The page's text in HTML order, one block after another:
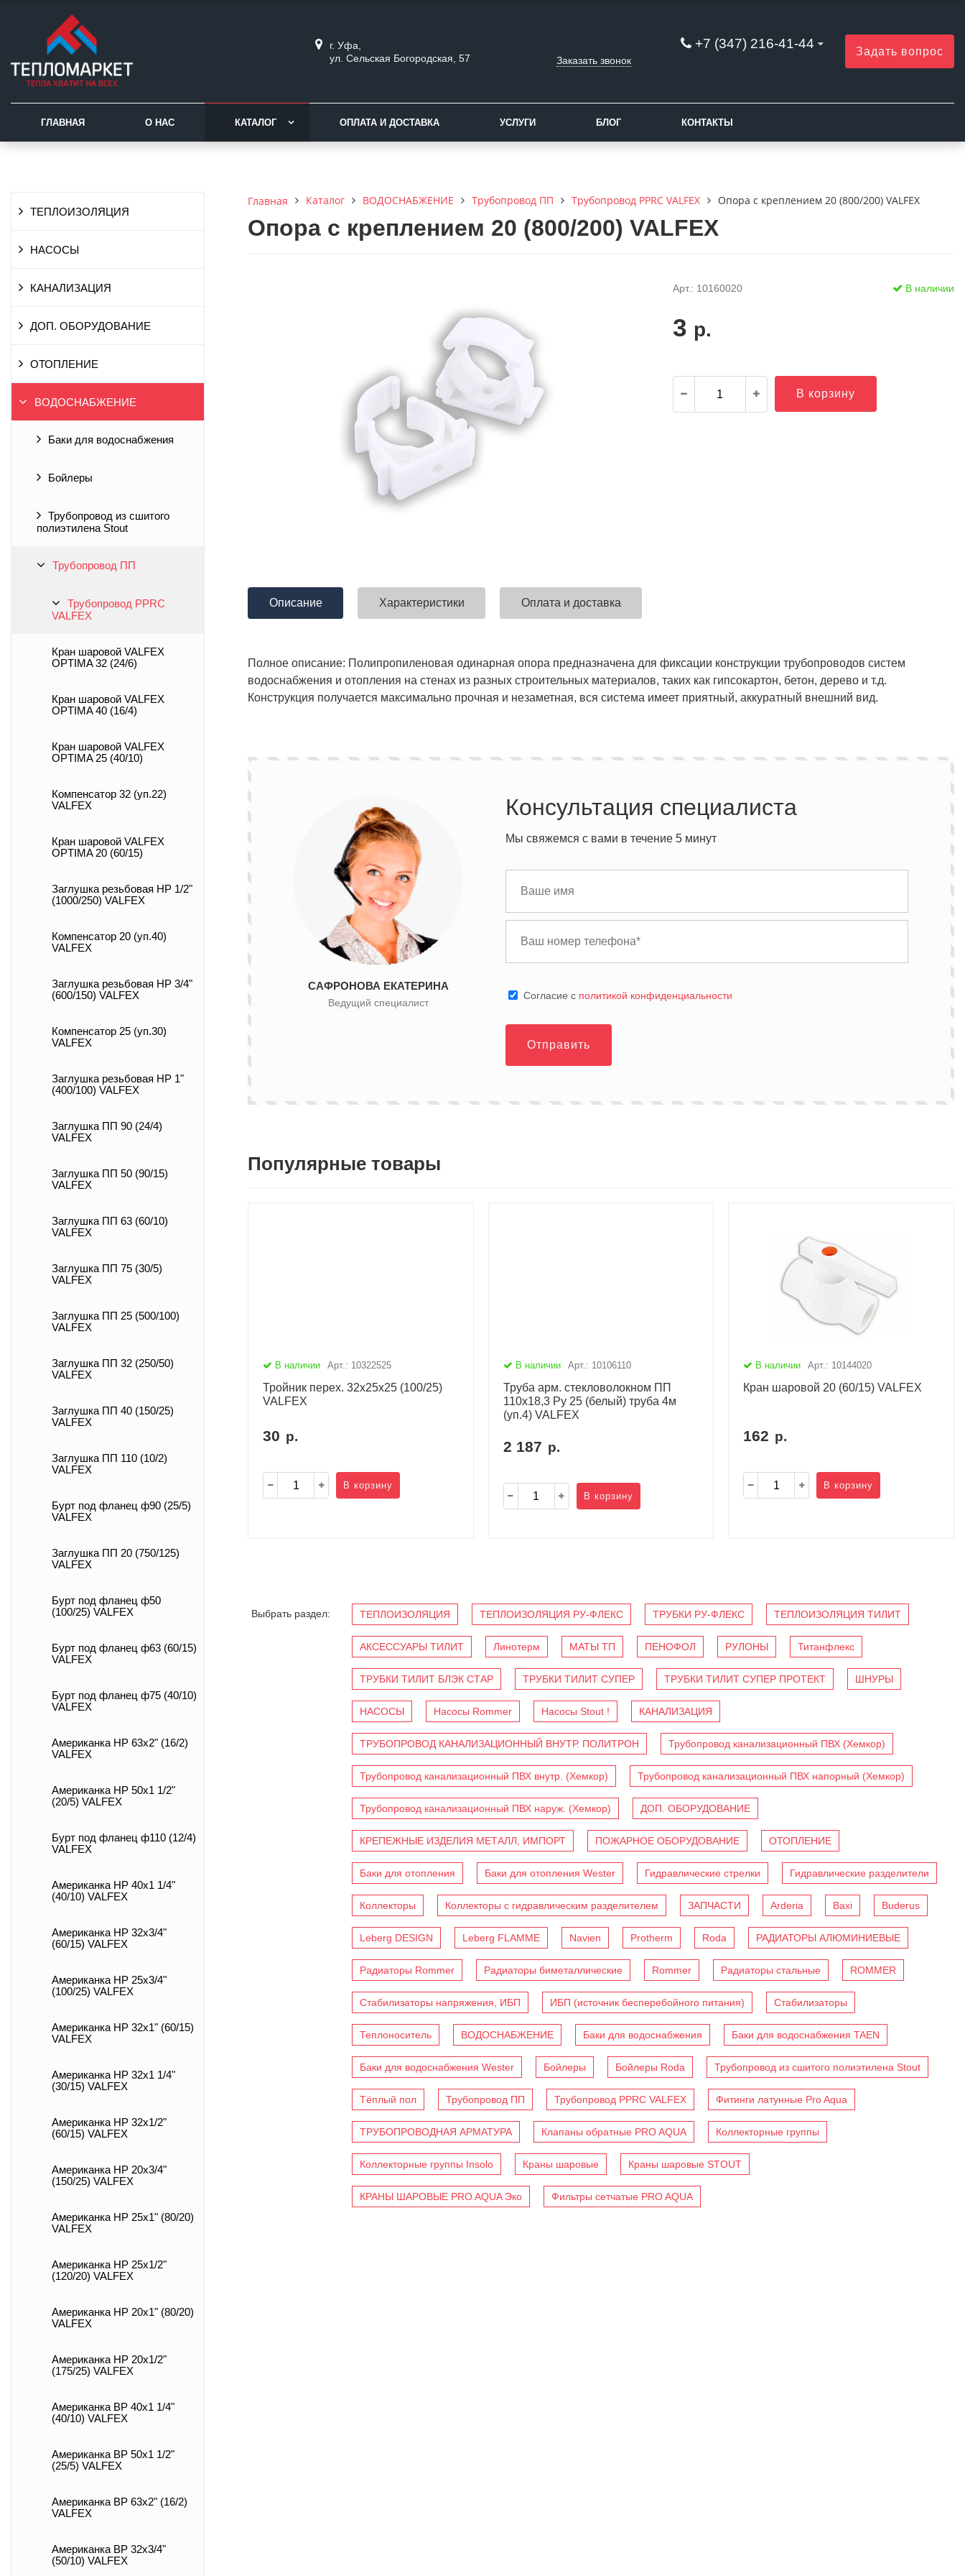
г. Уфа,
ул. Сельская Богородская, 57
+7 (347) 216-41-44
Заказать звонок
Задать вопрос
ГЛАВНАЯ О НАС КАТАЛОГ ОПЛАТА И ДОСТАВКА УСЛУГИ БЛОГ КОНТАКТЫ
ТЕПЛОИЗОЛЯЦИЯ
НАСОСЫ
КАНАЛИЗАЦИЯ
ДОП. ОБОРУДОВАНИЕ
ОТОПЛЕНИЕ
ВОДОСНАБЖЕНИЕ
Баки для водоснабжения
Бойлеры
Трубопровод из сшитого
полиэтилена Stout
Трубопровод ПП
Трубопровод PPRC
VALFEX
Кран шаровой VALFEX
OPTIMA 32 (24/6)
Кран шаровой VALFEX
OPTIMA 40 (16/4)
Кран шаровой VALFEX
OPTIMA 25 (40/10)
Компенсатор 32 (уп.22)
VALFEX
Кран шаровой VALFEX
OPTIMA 20 (60/15)
Заглушка резьбовая НР 1/2"
(1000/250) VALFEX
Компенсатор 20 (уп.40)
VALFEX
Заглушка резьбовая НР 3/4"
(600/150) VALFEX
Компенсатор 25 (уп.30)
VALFEX
Заглушка резьбовая НР 1"
(400/100) VALFEX
Заглушка ПП 90 (24/4)
VALFEX
Заглушка ПП 50 (90/15)
VALFEX
Заглушка ПП 63 (60/10)
VALFEX
Заглушка ПП 75 (30/5)
VALFEX
Заглушка ПП 25 (500/100)
VALFEX
Заглушка ПП 32 (250/50)
VALFEX
Заглушка ПП 40 (150/25)
VALFEX
Заглушка ПП 110 (10/2)
VALFEX
Бурт под фланец ф90 (25/5)
VALFEX
Заглушка ПП 20 (750/125)
VALFEX
Бурт под фланец ф50
(100/25) VALFEX
Бурт под фланец ф63 (60/15)
VALFEX
Бурт под фланец ф75 (40/10)
VALFEX
Американка НР 63х2" (16/2)
VALFEX
Американка НР 50х1 1/2"
(20/5) VALFEX
Бурт под фланец ф110 (12/4)
VALFEX
Американка НР 40х1 1/4"
(40/10) VALFEX
Американка НР 32х3/4"
(60/15) VALFEX
Американка НР 25х3/4"
(100/25) VALFEX
Американка НР 32х1" (60/15)
VALFEX
Американка НР 32х1 1/4"
(30/15) VALFEX
Американка НР 32х1/2"
(60/15) VALFEX
Американка НР 20х3/4"
(150/25) VALFEX
Американка НР 25х1" (80/20)
VALFEX
Американка НР 25х1/2"
(120/20) VALFEX
Американка НР 20х1" (80/20)
VALFEX
Американка НР 20х1/2"
(175/25) VALFEX
Американка ВР 40х1 1/4"
(40/10) VALFEX
Американка ВР 50х1 1/2"
(25/5) VALFEX
Американка ВР 63х2" (16/2)
VALFEX
Американка ВР 32х3/4"
(50/10) VALFEX
Главная Каталог ВОДОСНАБЖЕНИЕ Трубопровод ПП Трубопровод PPRC VALFEX Опора с креплением 20 (800/200) VALFEX
Опора с креплением 20 (800/200) VALFEX
Арт.: 10160020 В наличии
3 р.
В корзину
Описание Характеристики Оплата и доставка
Полное описание: Полипропиленовая одинарная опора предназначена для фиксации конструкции трубопроводов систем
водоснабжения и отопления на стенах из разных строительных материалов, таких как гипсокартон, бетон, дерево и т.д.
Конструкция получается максимально прочная и незаметная, вся система имеет приятный, аккуратный внешний вид.
САФРОНОВА ЕКАТЕРИНА
Ведущий специалист
Консультация специалиста
Мы свяжемся с вами в течение 5 минут
Cогласие с политикой конфиденциальности
Отправить
Популярные товары
В наличии Арт.: 10322525
Тройник перех. 32х25х25 (100/25)
VALFEX
30 р.
В корзину
В наличии Арт.: 10106110
Труба арм. стекловолокном ПП
110х18,3 Ру 25 (белый) труба 4м
(уп.4) VALFEX
2 187 р.
В корзину
В наличии Арт.: 10144020
Кран шаровой 20 (60/15) VALFEX
162 р.
В корзину
Выбрать раздел: ТЕПЛОИЗОЛЯЦИЯ ТЕПЛОИЗОЛЯЦИЯ РУ-ФЛЕКС ТРУБКИ РУ-ФЛЕКС ТЕПЛОИЗОЛЯЦИЯ ТИЛИТ
АКСЕССУАРЫ ТИЛИТ Линотерм МАТЫ ТП ПЕНОФОЛ РУЛОНЫ Титанфлекс
ТРУБКИ ТИЛИТ БЛЭК СТАР ТРУБКИ ТИЛИТ СУПЕР ТРУБКИ ТИЛИТ СУПЕР ПРОТЕКТ ШНУРЫ
НАСОСЫ Насосы Rommer Насосы Stout ! КАНАЛИЗАЦИЯ
ТРУБОПРОВОД КАНАЛИЗАЦИОННЫЙ ВНУТР. ПОЛИТРОН Трубопровод канализационный ПВХ (Хемкор)
Трубопровод канализационный ПВХ внутр. (Хемкор) Трубопровод канализационный ПВХ напорный (Хемкор)
Трубопровод канализационный ПВХ наруж. (Хемкор) ДОП. ОБОРУДОВАНИЕ
КРЕПЕЖНЫЕ ИЗДЕЛИЯ МЕТАЛЛ, ИМПОРТ ПОЖАРНОЕ ОБОРУДОВАНИЕ ОТОПЛЕНИЕ
Баки для отопления Баки для отопления Wester Гидравлические стрелки Гидравлические разделители
Коллекторы Коллекторы с гидравлическим разделителем ЗАПЧАСТИ Arderia Baxi Buderus
Leberg DESIGN Leberg FLAMME Navien Protherm Roda РАДИАТОРЫ АЛЮМИНИЕВЫЕ
Радиаторы Rommer Радиаторы биметаллические Rommer Радиаторы стальные ROMMER
Стабилизаторы напряжения, ИБП ИБП (источник бесперебойного питания) Стабилизаторы
Теплоноситель ВОДОСНАБЖЕНИЕ Баки для водоснабжения Баки для водоснабжения TAEN
Баки для водоснабжения Wester Бойлеры Бойлеры Roda Трубопровод из сшитого полиэтилена Stout
Тёплый пол Трубопровод ПП Трубопровод PPRC VALFEX Фитинги латунные Pro Aqua
ТРУБОПРОВОДНАЯ АРМАТУРА Клапаны обратные PRO AQUA Коллекторные группы
Коллекторные группы Insolo Краны шаровые Краны шаровые STOUT
КРАНЫ ШАРОВЫЕ PRO AQUA Эко Фильтры сетчатые PRO AQUA